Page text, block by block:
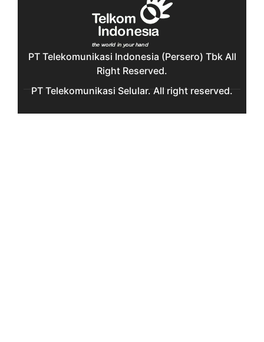
PT Telekomunikasi Indonesia (Persero) Tbk All
Right Reserved.
PT Telekomunikasi Selular. All right reserved.